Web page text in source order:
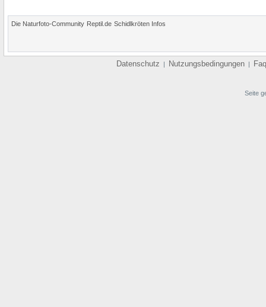
Die Naturfoto-Community Reptil.de Schidlkröten Infos
Datenschutz | Nutzungsbedingungen | Faq
Seite